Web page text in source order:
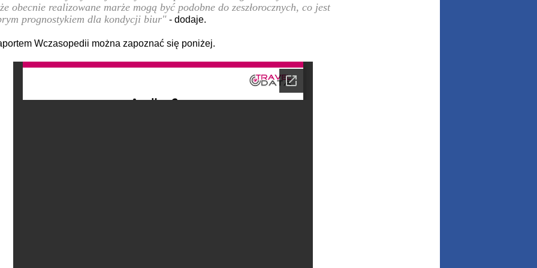
obecnie realizowane marże mogą być podobne do zeszłorocznych, co jest
prognostykiem dla kondycji biur"- dodaje.
Wczasopedii można zapoznać się poniżej.